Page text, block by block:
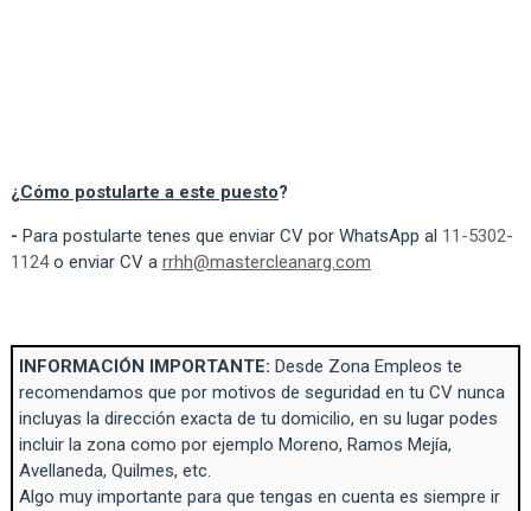
¿ Cómo postularte a este puesto?
- Para postularte tenes que enviar CV por WhatsApp al 11-5302-
1124o enviar CV a rrhh@mastercleanarg.com
INFORMACIÓN IMPORTANTE: Desde Zona Empleos te
recomendamos que por motivos de seguridad en tu CV nunca
incluyas la dirección exacta de tu domicilio, en su lugar podes
incluir la zona como por ejemplo Moreno, Ramos Mejía,
Avellaneda, Quilmes, etc.
Algo muy importante para que tengas en cuenta es siempre ir